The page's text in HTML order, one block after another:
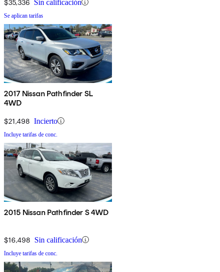
$35,336 Sin calificación
Se aplican tarifas
2017 Nissan Pathfinder SL
4WD
$21,498 Incierto
Incluye tarifas de conc.
2015 Nissan Pathfinder S 4WD
$16,498 Sin calificación
Incluye tarifas de conc.